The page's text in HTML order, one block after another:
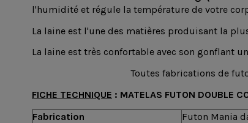
l'humidité et régule la température de votre
La laine est l'une des matières produisant la
La laine est très confortable avec son gonflant
Toutes fabrications de
FICHE TECHNIQUE : MATELAS FUTON DOUBLE
Fabrication
Futon Mania